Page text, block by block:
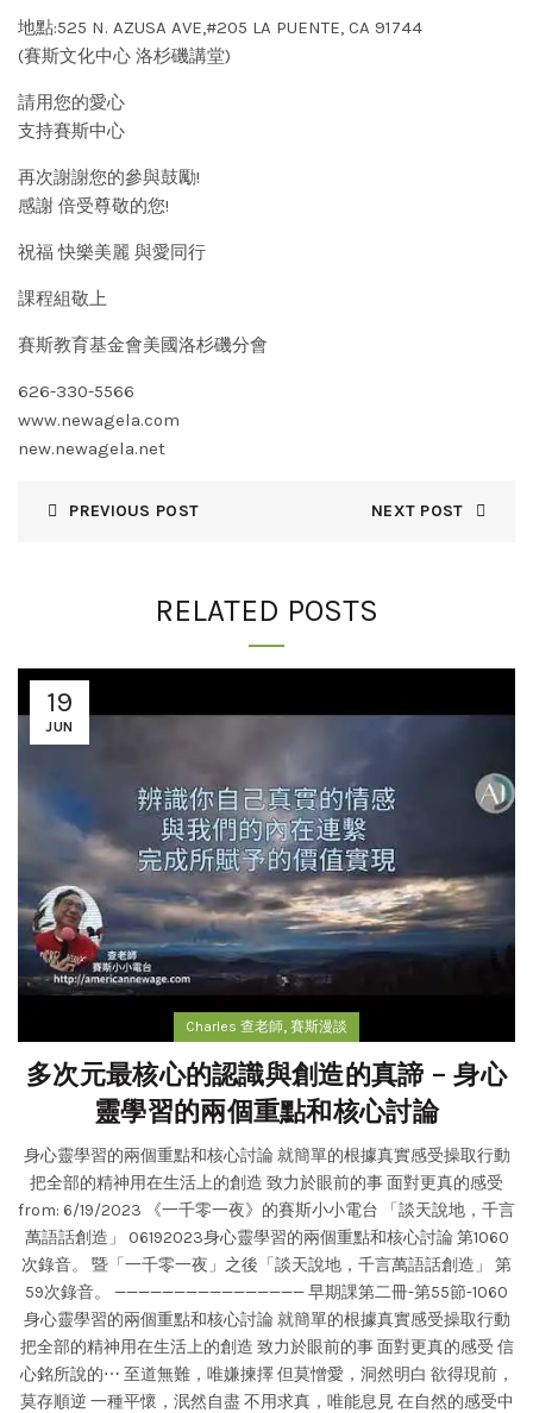
地點:525 N. AZUSA AVE,#205 LA PUENTE, CA 91744
(賽斯文化中心 洛杉磯講堂)
請用您的愛心
支持賽斯中心
再次謝謝您的參與鼓勵!
感謝 倍受尊敬的您!
祝福 快樂美麗 與愛同行
課程組敬上
賽斯教育基金會美國洛杉磯分會
626-330-5566
www.newagela.com
new.newagela.net
PREVIOUS POST NEXT POST
RELATED POSTS
19
JUN
Charles 查老師, 賽斯漫談
多次元最核心的認識與創造的真諦 – 身心
靈學習的兩個重點和核心討論
身心靈學習的兩個重點和核心討論 就簡單的根據真實感受操取行動
把全部的精神用在生活上的創造 致力於眼前的事 面對更真的感受
from: 6/19/2023 《一千零一夜》的賽斯小小電台 「談天說地，千言
萬語話創造」 06192023身心靈學習的兩個重點和核心討論 第1060
次錄音。 暨「一千零一夜」之後「談天說地，千言萬語話創造」 第
59次錄音。 ———————————————— 早期課第二冊-第55節-1060
身心靈學習的兩個重點和核心討論 就簡單的根據真實感受操取行動
把全部的精神用在生活上的創造 致力於眼前的事 面對更真的感受 信
心銘所說的⋯ 至道無難，唯嫌揀擇 但莫憎愛，洞然明白 欲得現前，
莫存順逆 一種平懷，泯然自盡 不用求真，唯能息見 在自然的感受中